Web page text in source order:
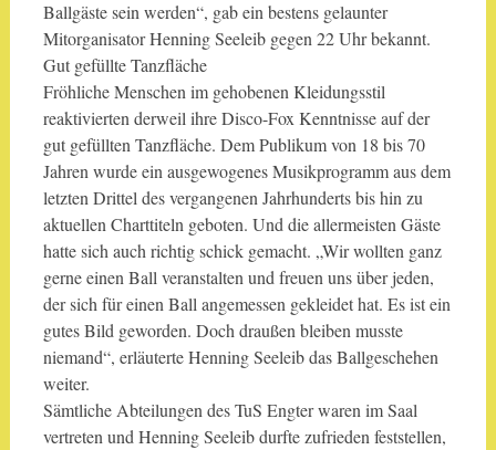
Ballgäste sein werden“, gab ein bestens gelaunter
Mitorganisator Henning Seeleib gegen 22 Uhr bekannt.
Gut gefüllte Tanzfläche
Fröhliche Menschen im gehobenen Kleidungsstil
reaktivierten derweil ihre Disco-Fox Kenntnisse auf der
gut gefüllten Tanzfläche. Dem Publikum von 18 bis 70
Jahren wurde ein ausgewogenes Musikprogramm aus dem
letzten Drittel des vergangenen Jahrhunderts bis hin zu
aktuellen Charttiteln geboten. Und die allermeisten Gäste
hatte sich auch richtig schick gemacht. „Wir wollten ganz
gerne einen Ball veranstalten und freuen uns über jeden,
der sich für einen Ball angemessen gekleidet hat. Es ist ein
gutes Bild geworden. Doch draußen bleiben musste
niemand“, erläuterte Henning Seeleib das Ballgeschehen
weiter.
Sämtliche Abteilungen des TuS Engter waren im Saal
vertreten und Henning Seeleib durfte zufrieden feststellen,